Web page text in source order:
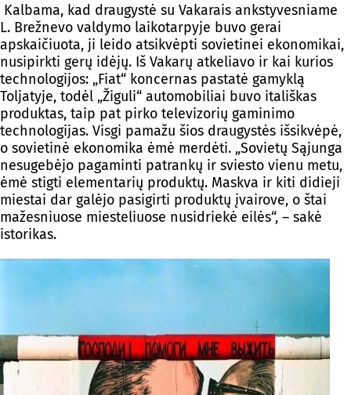
Kalbama, kad draugystė su Vakarais ankstyvesniame
L. Brežnevo valdymo laikotarpyje buvo gerai
apskaičiuota, ji leido atsikvėpti sovietinei ekonomikai,
nusipirkti gerų idėjų. Iš Vakarų atkeliavo ir kai kurios
technologijos: „Fiat“ koncernas pastatė gamyklą
Toljatyje, todėl „Žiguli“ automobiliai buvo itališkas
produktas, taip pat pirko televizorių gaminimo
technologijas. Visgi pamažu šios draugystės išsikvėpė,
o sovietinė ekonomika ėmė merdėti. „Sovietų Sąjunga
nesugebėjo pagaminti patrankų ir sviesto vienu metu,
ėmė stigti elementarių produktų. Maskva ir kiti didieji
miestai dar galėjo pasigirti produktų įvairove, o štai
mažesniuose miesteliuose nusidriekė eilės“, – sakė
istorikas.